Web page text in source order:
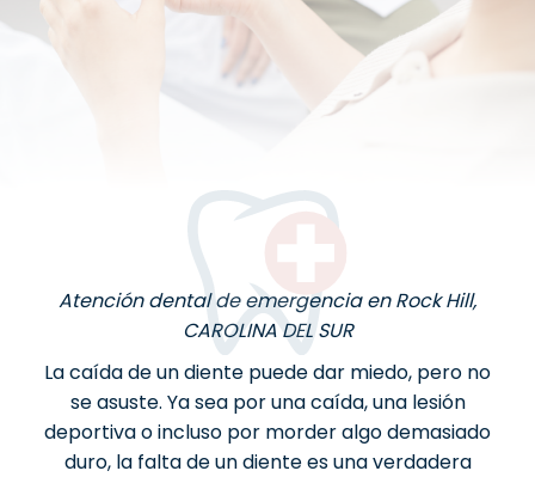
Atención dental de emergencia en Rock Hill,
CAROLINA DEL SUR
La caída de un diente puede dar miedo, pero no
se asuste. Ya sea por una caída, una lesión
deportiva o incluso por morder algo demasiado
duro, la falta de un diente es una verdadera